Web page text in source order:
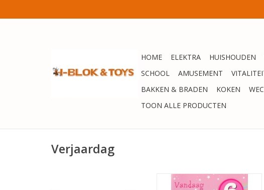
HOME ELEKTRA HUISHOUDEN
SCHOOL
AMUSEMENT
BAKKEN & BRADEN
KOKEN
TOON ALLE PRODUCTEN
Verjaardag
Verjaardagskaart meisje 6 jaar